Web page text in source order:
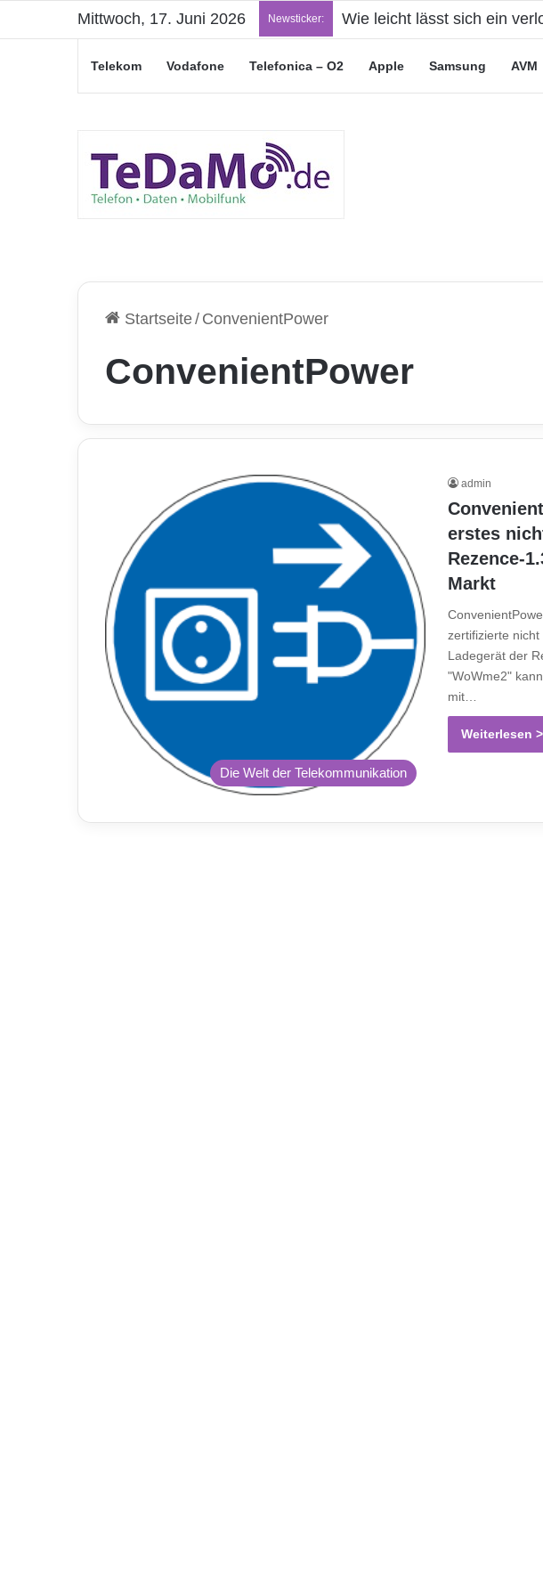
Mittwoch, 17. Juni 2026 Newsticker: Wie leicht lässt sich ein
Telekom Vodafone Telefonica – O2 Apple Samsung AVM
Startseite/ ConvenientPower
ConvenientPower
Die Welt der Telekommunikation
admin
erstes
Rezence-
Markt
zertifizierte
Ladegerät der
"WoWme2"
mit…
Weiterlesen